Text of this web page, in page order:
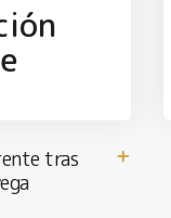
tras